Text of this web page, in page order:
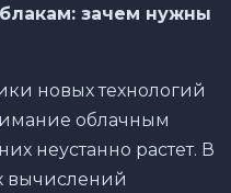
зачем нужны
новых технологий
облачным
неустанно растет. В
вычислений